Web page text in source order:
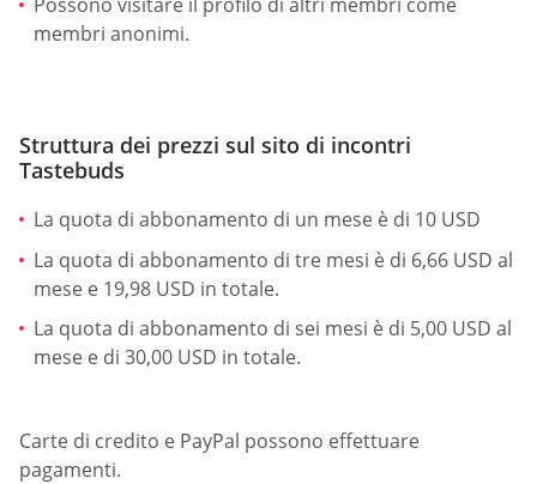
membri anonimi.
Struttura dei prezzi sul sito di incontri
Tastebuds
La quota di abbonamento di un mese è di 10 USD
La quota di abbonamento di tre mesi è di 6,66 USD al
mese e 19,98 USD in totale.
La quota di abbonamento di sei mesi è di 5,00 USD al
mese e di 30,00 USD in totale.
Carte di credito e PayPal possono effettuare
pagamenti.